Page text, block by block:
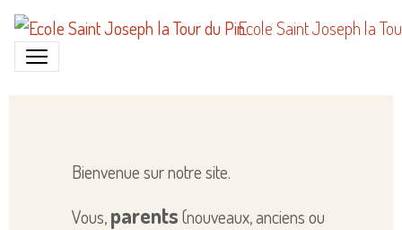
Ecole Saint Joseph la
Bienvenue sur notre site.
Vous,parents(nouveaux, anciens ou